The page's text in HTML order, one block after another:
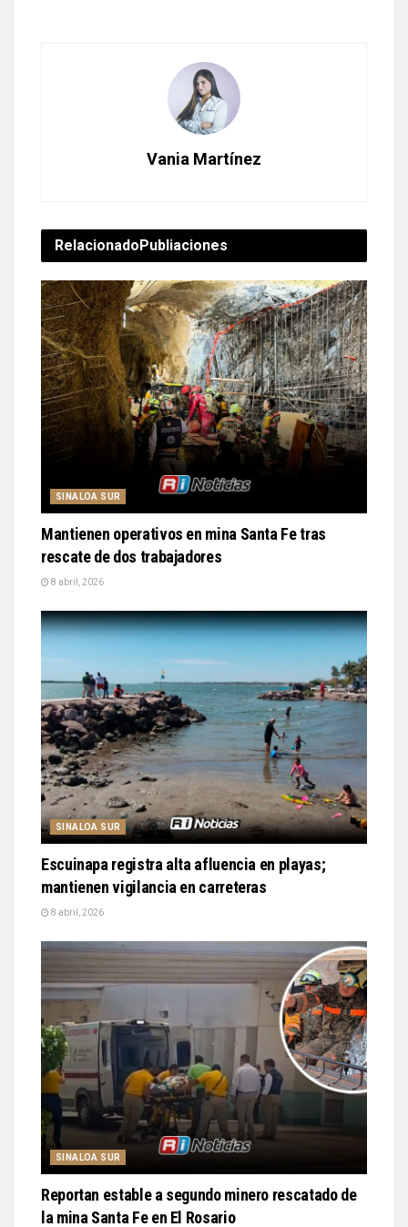
Vania Martínez
RelacionadoPubliaciones
SINALOA SUR
Mantienen operativos en mina Santa Fe tras
rescate de dos trabajadores
8 abril, 2026
SINALOA SUR
Escuinapa registra alta afluencia en playas;
mantienen vigilancia en carreteras
8 abril, 2026
SINALOA SUR
Reportan estable a segundo minero rescatado de
la mina Santa Fe en El Rosario